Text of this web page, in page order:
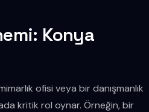
Konya
ofisi veya bir danışmanlık
kritik rol oynar. Örneğin, bir